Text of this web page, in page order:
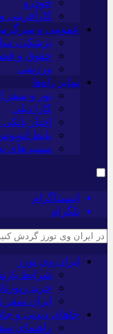
خودرو
کارآفرینی و
عمومی و
پزشکی،
حقوق و
ورزشی
سایر راه‌ها
تور و سفر
کارا دیلی
اخبار
بلیط
مسیرهای
اینستاگرام
تلگرام
ایران وی تورز
شرایط
خرید
ایران سفر
جاهای دیدنی و
راهنمای